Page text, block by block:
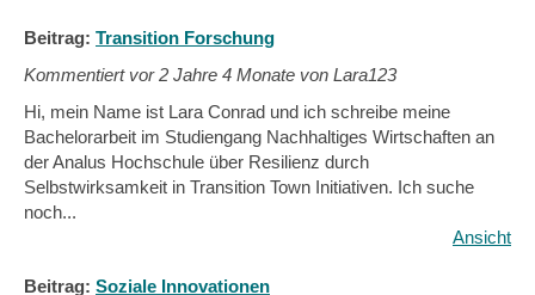
Beitrag: Transition Forschung
Kommentiert vor2 Jahre 4 Monate von Lara123
Hi, mein Name ist Lara Conrad und ich schreibe meine
Bachelorarbeit im Studiengang Nachhaltiges Wirtschaften an
der Analus Hochschule über Resilienz durch
Selbstwirksamkeit in Transition Town Initiativen. Ich suche
noch...
Ansicht
Beitrag: Soziale Innovationen